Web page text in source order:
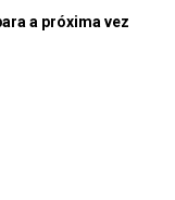
a próxima vez